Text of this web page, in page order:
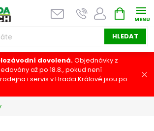
HLEDAT
NÁKUPNÍ
KOŠÍK
dovolená.Objednávky z
až po 18.8., pokud není
i servis v Hradci Králové jsou po